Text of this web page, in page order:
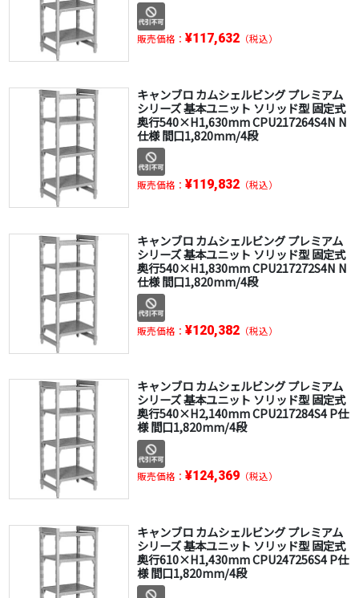
販売価格： ¥117,632（税込）
キャンブロ カムシェルビング プレミアム
シリーズ 基本ユニット ソリッド型 固定式
奥行540×H1,630mm CPU217264S4N N
仕様 間口1,820mm/4段
販売価格： ¥119,832（税込）
キャンブロ カムシェルビング プレミアム
シリーズ 基本ユニット ソリッド型 固定式
奥行540×H1,830mm CPU217272S4N N
仕様 間口1,820mm/4段
販売価格： ¥120,382（税込）
キャンブロ カムシェルビング プレミアム
シリーズ 基本ユニット ソリッド型 固定式
奥行540×H2,140mm CPU217284S4 P仕
様 間口1,820mm/4段
販売価格： ¥124,369（税込）
キャンブロ カムシェルビング プレミアム
シリーズ 基本ユニット ソリッド型 固定式
奥行610×H1,430mm CPU247256S4 P仕
様 間口1,820mm/4段